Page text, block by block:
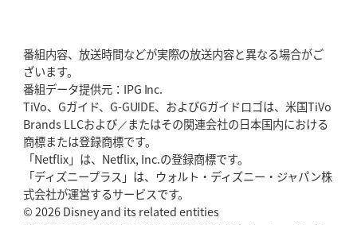
番組内容、放送時間などが実際の放送内容と異なる場合がご
ざいます。
番組データ提供元：IPG Inc.
TiVo、Gガイド、G-GUIDE、およびGガイドロゴは、米国TiVo
Brands LLCおよび／またはその関連会社の日本国内における
商標または登録商標です。
「Netflix」は、Netflix, Inc.の登録商標です。
「ディズニープラス」は、ウォルト・ディズニー・ジャパン株
式会社が運営するサービスです。
© 2026 Disney and its related entities